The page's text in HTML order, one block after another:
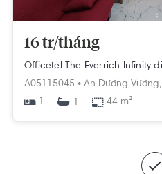
16 tr/tháng
A05115045 • An Dương Vương,
1
1 44 m²